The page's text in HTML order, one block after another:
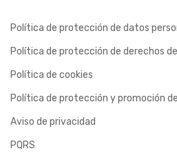
Política de protección de datos
Política de protección de derechos
Política de cookies
Política de protección y promoción
Aviso de privacidad
PQRS